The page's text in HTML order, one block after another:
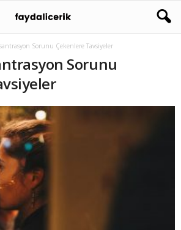
Sorunu Çekenlere Tavsiyeler
Sorunu